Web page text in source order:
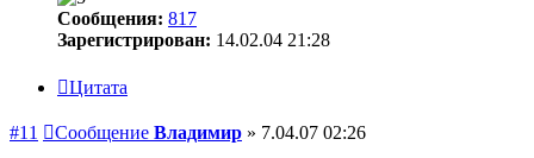
Сообщения: 817
Зарегистрирован: 14.02.04 21:28
Цитата
#11 Сообщение Владимир » 7.04.07 02:26